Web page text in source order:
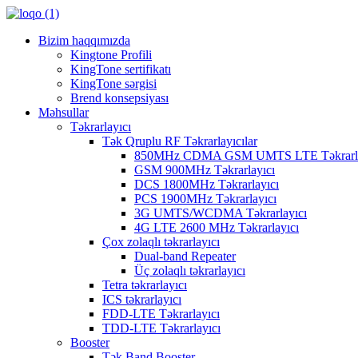
Bizim haqqımızda
Kingtone Profili
KingTone sertifikatı
KingTone sərgisi
Brend konsepsiyası
Məhsullar
Təkrarlayıcı
Tək Qruplu RF Təkrarlayıcılar
850MHz CDMA GSM UMTS LTE
GSM 900MHz Təkrarlayıcı
DCS 1800MHz Təkrarlayıcı
PCS 1900MHz Təkrarlayıcı
3G UMTS/WCDMA Təkrarlayıcı
4G LTE 2600 MHz Təkrarlayıcı
Çox zolaqlı təkrarlayıcı
Dual-band Repeater
Üç zolaqlı təkrarlayıcı
Tetra təkrarlayıcı
ICS təkrarlayıcı
FDD-LTE Təkrarlayıcı
TDD-LTE Təkrarlayıcı
Booster